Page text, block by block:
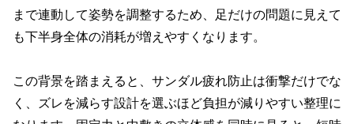
まで連動して姿勢を調整するため、足だけの問題に見えて
も下半身全体の消耗が増えやすくなります。
この背景を踏まえると、サンダル疲れ防止は衝撃だけでな
く、ズレを減らす設計を選ぶほど負担が減りやすい整理に